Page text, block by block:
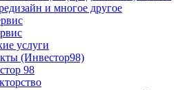
и многое другое
услуги
(Инвестор98)
98